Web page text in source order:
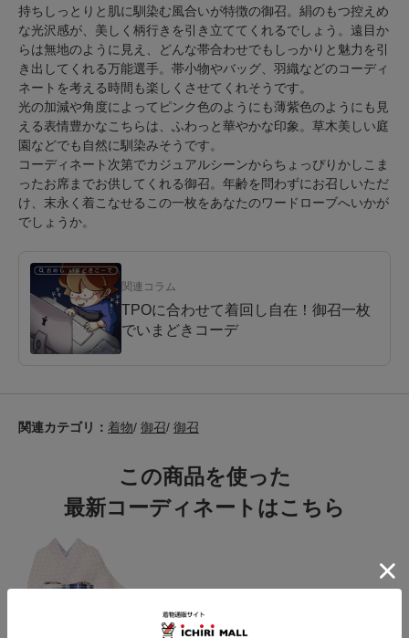
持ちしっとりと肌に馴染む風合いが特徴の御召。絹のもつ控えめ
な光沢感が、美しく柄行きを引き立ててくれるでしょう。遠目か
らは無地のように見え、どんな帯合わせでもしっかりと魅力を引
き出してくれる万能選手。帯小物やバッグ、羽織などのコーディ
ネートを考える時間も楽しくさせてくれそうです。
光の加減や角度によってピンク色のようにも薄紫色のようにも見
える表情豊かなこちらは、ふわっと華やかな印象。草木美しい庭
園などでも自然に馴染みそうです。
コーディネート次第でカジュアルシーンからちょっぴりかしこま
ったお席までお供してくれる御召。年齢を問わずにお召しいただ
け、末永く着こなせるこの一枚をあなたのワードローブへいかが
でしょうか。
関連コラム
TPOに合わせて着回し自在！御召一枚
でいまどきコーデ
関連カテゴリ： 着物/ 御召/ 御召
この商品を使った
最新コーディネートはこちら